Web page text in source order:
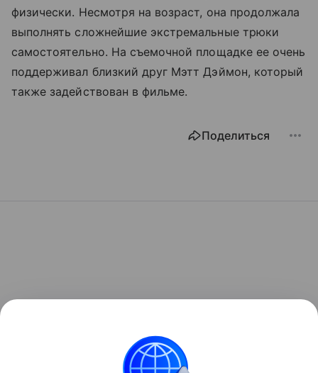
физически. Несмотря на возраст, она продолжала
выполнять сложнейшие экстремальные трюки
самостоятельно. На съемочной площадке ее очень
поддерживал близкий друг Мэтт Дэймон, который
также задействован в фильме.
Поделиться